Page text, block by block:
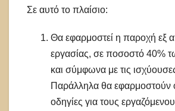
Σε αυτό το πλαίσιο:
Θα εφαρμοστεί η παροχή εξ
εργασίας, σε ποσοστό 40%
και σύμφωνα με τις
Παράλληλα θα εφαρμοστούν
οδηγίες για τους